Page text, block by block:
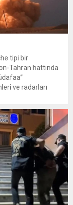
tipi bir
Tahran hattında
ve radarları
duyurdu....